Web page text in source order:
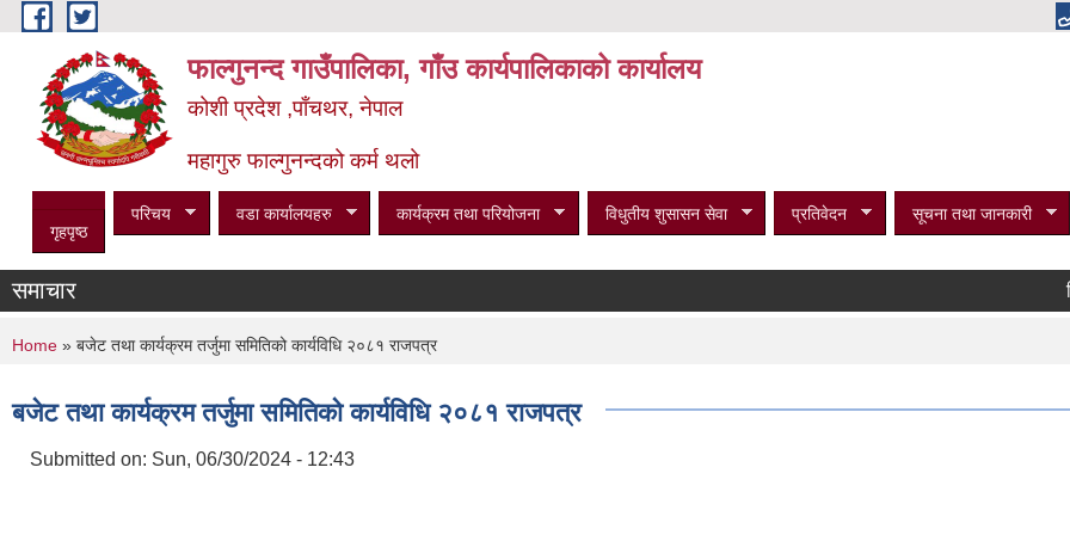
Skip to main content
फाल्गुनन्द गाउँपालिका, गाँउ कार्यपालिकाको कार्यालय
कोशी प्रदेश ,पाँचथर, नेपाल
महागुरु फाल्गुनन्दको कर्म थलो
गृहपृष्ठ
परिचय वडा कार्यालयहरु कार्यक्रम तथा परियोजना विधुतीय शुसासन सेवा प्रतिवेदन सूचना तथा जानकारी
समाचार
You are here
Home » बजेट तथा कार्यक्रम तर्जुमा समितिको कार्यविधि २०८१ राजपत्र
बजेट तथा कार्यक्रम तर्जुमा समितिको कार्यविधि २०८१ राजपत्र
Submitted on: Sun, 06/30/2024 - 12:43